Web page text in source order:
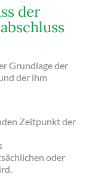
der
Grundlage der
der ihm
Zeitpunkt der
oder